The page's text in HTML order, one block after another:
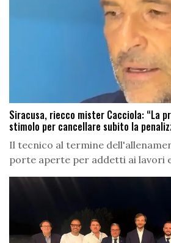
Siracusa, riecco mister Cacciola: “La
stimolo per cancellare subito la
Il tecnico al termine
porte aperte per addetti ai lavori